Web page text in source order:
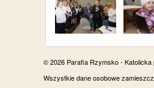
© 2026 Parafia Rzymsko -
Wszystkie dane osobowe